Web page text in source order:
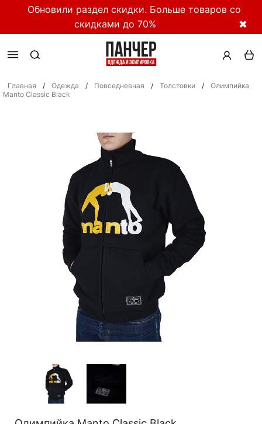
Обновили раздел скидки. Больше товаров со
скидками до 70%
✖
Главная / Одежда / Повседневная / Толстовки /
Олимпийка
Manto Classic Black